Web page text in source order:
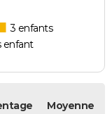
3 enfants
enfant
Moyenne